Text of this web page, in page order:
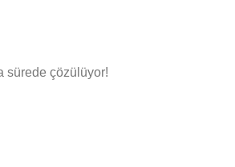
sürede çözülüyor!